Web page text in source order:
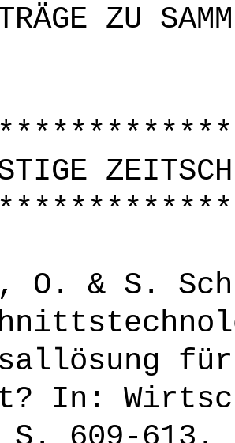
ZU
O. & S.
In: